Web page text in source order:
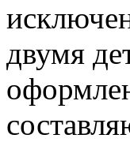
двумя